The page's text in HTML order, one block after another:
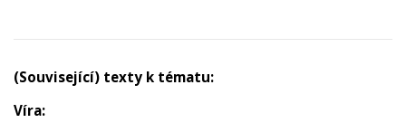
(Související) texty k tématu:
Víra: